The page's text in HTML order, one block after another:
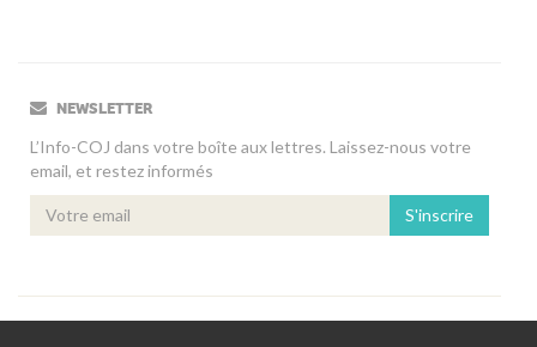
NEWSLETTER
L’Info-COJ dans votre boîte aux lettres. Laissez-nous votre
email, et restez informés
S'inscrire